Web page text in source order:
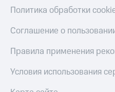
Политика обработки
Соглашение о
Правила применения
Условия использования